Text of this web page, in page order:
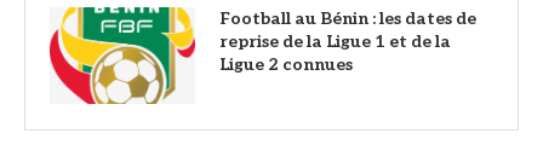
Football au Bénin : les dates de
reprise de la Ligue 1 et de la
Ligue 2 connues